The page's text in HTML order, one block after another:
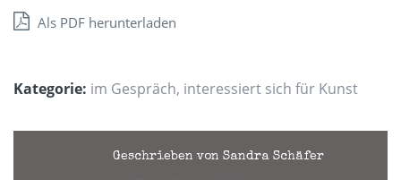
Als PDF herunterladen
Kategorie: im Gespräch, interessiert sich für Kunst
Geschrieben von Sandra Schäfer